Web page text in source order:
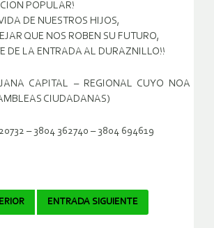
POPULAR!
DE NUESTROS HIJOS,
QUE NOS ROBEN SU FUTURO,
DE LA ENTRADA AL DURAZNILLO!!
CAPITAL – REGIONAL CUYO NOA
CIUDADANAS)
– 3804 362740 – 3804 694619
ENTRADA SIGUIENTE